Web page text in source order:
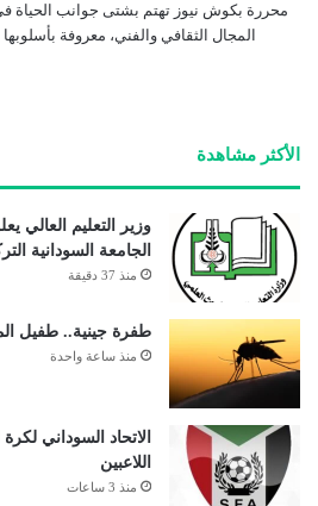
محررة بكوش نيوز تهتم بشتى جوانب الحياة
المجال الثقافي والفني، معروفة
الأكثر مشاهدة
وزير التعليم العالي
الجامعة السودانية
منذ 37 دقيقة
طفرة جينية.. طفيل
منذ ساعة واحدة
الاتحاد السوداني
اللاعبين
منذ 3 ساعات